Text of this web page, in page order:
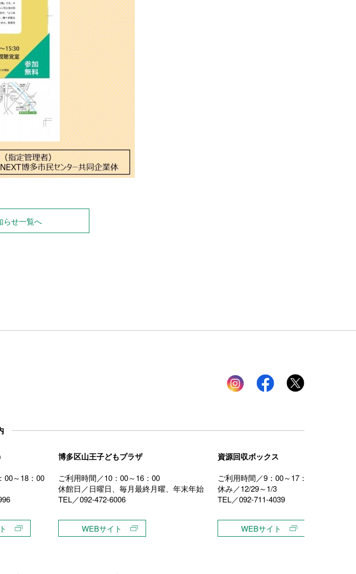
らせ一覧へ
Instagram facebook
00～18：00
博多区山王子どもプラザ
ご利用時間／10：00～16：00
休館日／日曜日、毎月最終月曜、年末年始
TEL／092-472-6006
WEBサイト
資源回収ボックス
ご利用時間／9：00～17：00
休み／12/29～1/3
TEL／092-711-4039
WEBサイト